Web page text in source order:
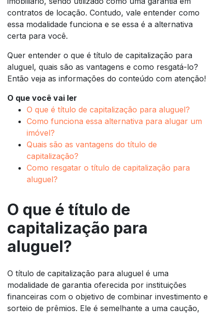
contratos de locação. Contudo, vale entender como
essa modalidade funciona e se essa é a alternativa
certa para você.
Quer entender o que é título de capitalização para
aluguel, quais são as vantagens e como resgatá-lo?
Então veja as informações do conteúdo com atenção!
O que você vai ler
O que é título de capitalização para aluguel?
Como funciona essa alternativa para alugar um
imóvel?
Quais são as vantagens do título de
capitalização?
Como resgatar o título de capitalização para
aluguel?
O que é título de
capitalização para
aluguel?
O título de capitalização para aluguel é uma
modalidade de garantia oferecida por instituições
financeiras com o objetivo de combinar investimento e
sorteio de prêmios. Ele é semelhante a uma caução,